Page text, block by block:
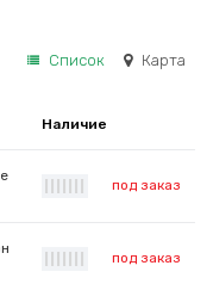
Список Карта
Наличие
под заказ
под заказ